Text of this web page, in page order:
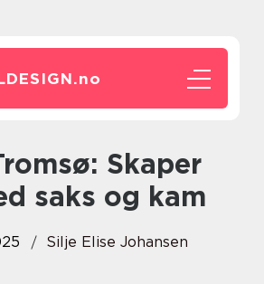
no
saks og kam
Silje Elise Johansen